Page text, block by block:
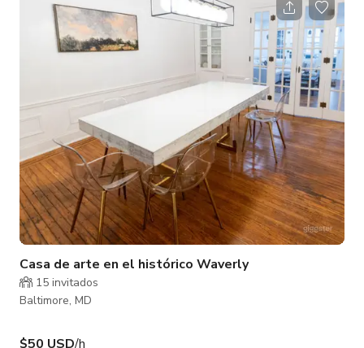
edificio, con vistas panorámicas al puerto de Baltimore y las
encantadoras calles adoquinadas de Fells Point. Estos
espacios logran un equilibrio perfecto entre el carácter
Casa de arte en el histórico Waverly
15 invitados
Baltimore, MD
$50 USD/h